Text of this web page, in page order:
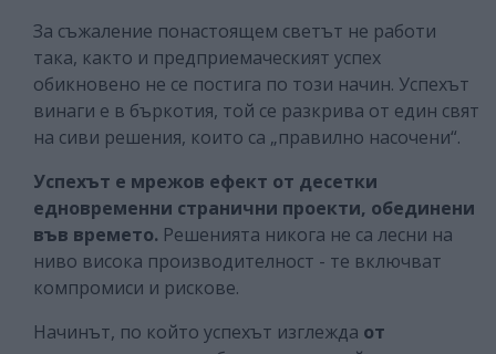
За съжаление понастоящем светът не работи
така, както и предприемаческият успех
обикновено не се постига по този начин. Успехът
винаги е в бъркотия, той се разкрива от един свят
на сиви решения, които са „правилно насочени“.
Успехът е мрежов ефект от десетки
едновременни странични проекти, обединени
във времето. Решенията никога не са лесни на
ниво висока производителност - те включват
компромиси и рискове.
Начинът, по който успехът изглежда от